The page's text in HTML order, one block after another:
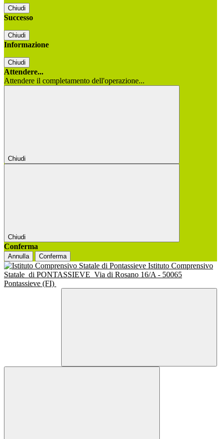
Chiudi
Successo
Chiudi
Informazione
Chiudi
Attendere...
Attendere il completamento dell'operazione...
Chiudi
Chiudi
Conferma
Annulla Conferma
Istituto Comprensivo
Statale di PONTASSIEVE Via di Rosano 16/A - 50065
Pontassieve (FI)